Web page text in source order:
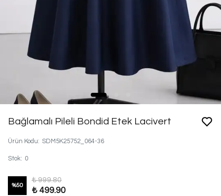
Bağlamalı Pileli Bondid Etek Lacivert
Ürün Kodu: SDM5K25752_064-36
Stok: 0
%50
₺ 999.80
₺ 499.90